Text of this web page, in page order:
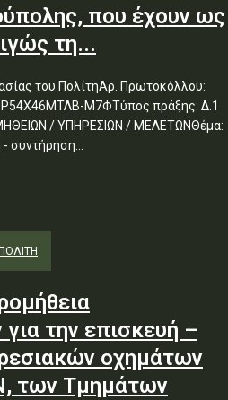
που έχουν ως
τη...
του ΠολίτηΑρ. Πρωτοκόλλου:
Μ7ΦΤύπος πράξης: Δ.1
/ ΥΠΗΡΕΣΙΩΝ / ΜΕΛΕΤΩΝΘέμα:
συντήρηση...
την επισκευή –
οχημάτων
των Τμημάτων